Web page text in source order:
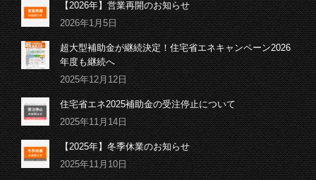
【2026年】営業再開のお知らせ
2026年1月5日
超大型補助金が継続決定！住宅省エネキャンペーン2026
年度も継続へ
2025年12月12日
住宅省エネ2025補助金の受注停止について
2025年11月14日
【2025年】冬季休業のお知らせ
2025年11月10日